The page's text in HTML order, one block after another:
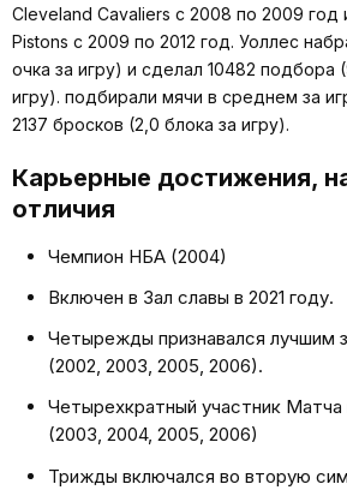
Cleveland Cavaliers с 2008 по 2009 год
Pistons с 2009 по 2012 год. Уоллес
очка за игру) и сделал 10482 подбора
игру). подбирали мячи в среднем за
2137 бросков (2,0 блока за игру).
Карьерные достижения,
отличия
Чемпион НБА (2004)
Включен в Зал славы в 2021 году.
Четырежды признавался лучшим
(2002, 2003, 2005, 2006).
Четырехкратный участник
(2003, 2004, 2005, 2006)
Трижды включался во вторую